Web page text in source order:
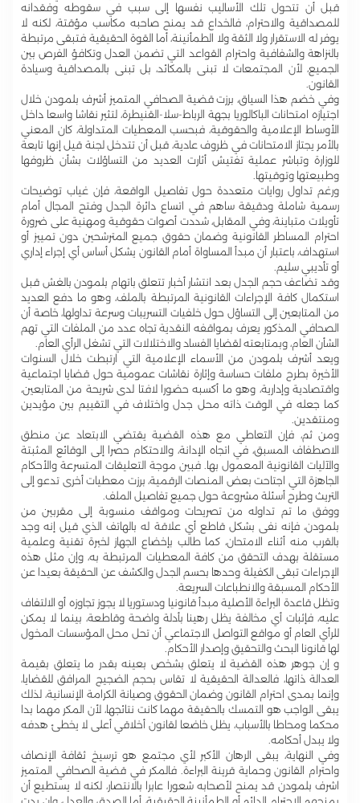
قبل أن تتحول تلك الأساليب نفسها إلى سبب في سقوطه وفقدانه
للمصداقية والاحترام، فالخداع قد يمنح صاحبه مكاسب مؤقتة، لكنه لا
يوفر له الاستقرار ولا الثقة ولا الطمأنينة، أما القوة الحقيقية فتبقى مرتبطة
بالنزاهة والشفافية واحترام القواعد التي تضمن العدل وتكافؤ الفرص بين
الجميع، لأن المجتمعات لا تبنى بالمكائد، بل تبنى بالمصداقية وسيادة
القانون.
وفي خضم هذا السياق، برزت قضية الصحافي المتميز أشرف بلمودن خلال
اجتيازه امتحانات الباكالوريا بجهة الرباط-سلا-القنيطرة، لتثير نقاشا واسعا داخل
الأوساط الإعلامية والحقوقية، فبحسب المعطيات المتداولة، كان المعني
بالأمر يجتاز الامتحانات في ظروف عادية، قبل أن تتدخل لجنة قيل إنها تابعة
للوزارة وتباشر عملية تفتيش أثارت العديد من التساؤلات بشأن ظروفها
وطبيعتها وتوقيتها.
ورغم تداول روايات متعددة حول تفاصيل الواقعة، فإن غياب توضيحات
رسمية شاملة ودقيقة ساهم في اتساع دائرة الجدل وفتح المجال أمام
تأويلات متباينة، وفي المقابل، شددت أصوات حقوقية ومهنية على ضرورة
احترام المساطر القانونية وضمان حقوق جميع المترشحين دون تمييز أو
استهداف، باعتبار أن مبدأ المساواة أمام القانون يشكل أساس أي إجراء إداري
أو تأديبي سليم.
وقد تضاعف حجم الجدل بعد انتشار أخبار تتعلق باتهام بلمودن بالغش قبل
استكمال كافة الإجراءات القانونية المرتبطة بالملف، وهو ما دفع العديد
من المتابعين إلى التساؤل حول خلفيات التسريبات وسرعة تداولها، خاصة أن
الصحافي المذكور يعرف بمواقفه النقدية تجاه عدد من الملفات التي تهم
الشأن العام، وبمتابعته لقضايا الفساد والاختلالات التي تشغل الرأي العام.
ويعد أشرف بلمودن من الأسماء الإعلامية التي ارتبطت خلال السنوات
الأخيرة بطرح ملفات حساسة وإثارة نقاشات عمومية حول قضايا اجتماعية
واقتصادية وإدارية، وهو ما أكسبه حضورا لافتا لدى شريحة من المتابعين،
كما جعله في الوقت ذاته محل جدل واختلاف في التقييم بين مؤيدين
ومنتقدين.
ومن ثم، فإن التعاطي مع هذه القضية يقتضي الابتعاد عن منطق
الاصطفاف المسبق، في اتجاه الإدانة، والاحتكام حصرا إلى الوقائع المثبتة
والآليات القانونية المعمول بها. فبين موجة التعليقات المتسرعة والأحكام
الجاهزة التي اجتاحت بعض المنصات الرقمية، برزت معطيات أخرى تدعو إلى
التريث وطرح أسئلة مشروعة حول جميع تفاصيل الملف.
ووفق ما تم تداوله من تصريحات ومواقف منسوبة إلى مقربين من
بلمودن، فإنه نفى بشكل قاطع أي علاقة له بالهاتف الذي قيل إنه وجد
بالقرب منه أثناء الامتحان، كما طالب بإخضاع الجهاز لخبرة تقنية وعلمية
مستقلة بهدف التحقق من كافة المعطيات المرتبطة به، وإن مثل هذه
الإجراءات تبقى الكفيلة وحدها بحسم الجدل والكشف عن الحقيقة بعيدا عن
الأحكام المسبقة والانطباعات السريعة.
وتظل قاعدة البراءة الأصلية مبدأ قانونيا ودستوريا لا يجوز تجاوزه أو الالتفاف
عليه، فإثبات أي مخالفة يظل رهينا بأدلة واضحة وقاطعة، بينما لا يمكن
للرأي العام أو مواقع التواصل الاجتماعي أن تحل محل المؤسسات المخول
لها قانونا البحث والتحقيق وإصدار الأحكام.
و إن جوهر هذه القضية لا يتعلق بشخص بعينه بقدر ما يتعلق بقيمة
العدالة ذاتها، فالعدالة الحقيقية لا تقاس بحجم الضجيج المرافق للقضايا،
وإنما بمدى احترام القانون وضمان الحقوق وصيانة الكرامة الإنسانية، لذلك
يبقى الواجب هو التمسك بالحقيقة مهما كانت نتائجها، لأن المكر مهما بدا
محكما ومحاطا بالأسباب، يظل خاضعا لقانون أخلاقي أعلى لا يخطئ هدفه
ولا يبدل أحكامه.
وفي النهاية، يبقى الرهان الأكبر لأي مجتمع هو ترسيخ ثقافة الإنصاف
واحترام القانون وحماية قرينة البراءة. فالمكر في قضية الصحافي المتميز
اشرف بلمودن قد يمنح لأصحابه شعورا عابرا بالانتصار، لكنه لا يستطيع أن